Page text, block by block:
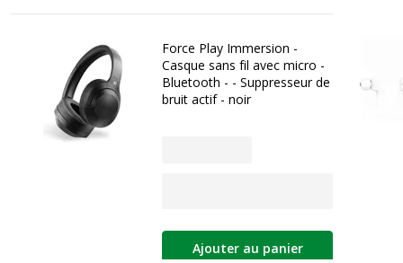
Force Play Immersion -
Casque sans fil avec micro -
Bluetooth - - Suppresseur de
bruit actif - noir
Ajouter au panier